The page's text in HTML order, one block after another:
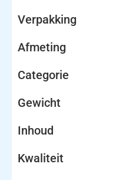
Verpakking
Afmeting
Categorie
Gewicht
Inhoud
Kwaliteit